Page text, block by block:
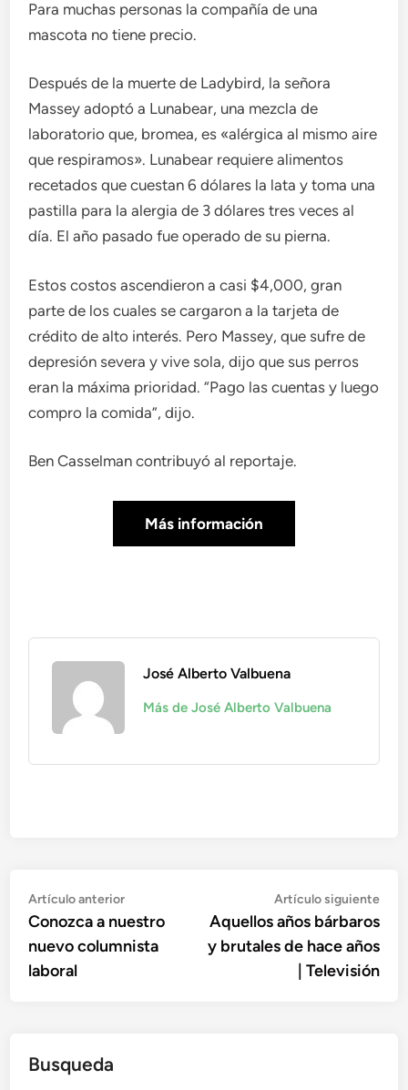
Para muchas personas la compañía de una
mascota no tiene precio.
Después de la muerte de Ladybird, la señora
Massey adoptó a Lunabear, una mezcla de
laboratorio que, bromea, es «alérgica al mismo aire
que respiramos». Lunabear requiere alimentos
recetados que cuestan 6 dólares la lata y toma una
pastilla para la alergia de 3 dólares tres veces al
día. El año pasado fue operado de su pierna.
Estos costos ascendieron a casi $4,000, gran
parte de los cuales se cargaron a la tarjeta de
crédito de alto interés. Pero Massey, que sufre de
depresión severa y vive sola, dijo que sus perros
eran la máxima prioridad. “Pago las cuentas y luego
compro la comida”, dijo.
Ben Casselman contribuyó al reportaje.
Más información
José Alberto Valbuena
Más de José Alberto Valbuena
Navegación
de
entradas
Artículo anteriorArtículo
anterior:
Conozca a nuestro
nuevo columnista
laboral
Artículo siguiente
Aquellos años bárbaros
y brutales de hace años
| Televisión
Busqueda